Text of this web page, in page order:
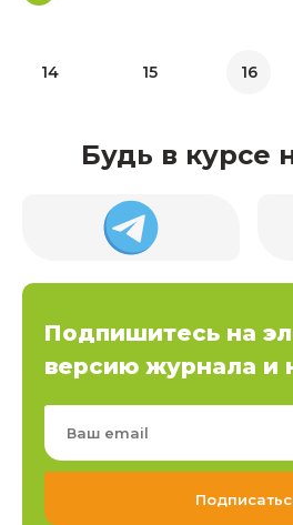
14 15 16
Будь в курсе
Подпишитесь на
версию журнала и